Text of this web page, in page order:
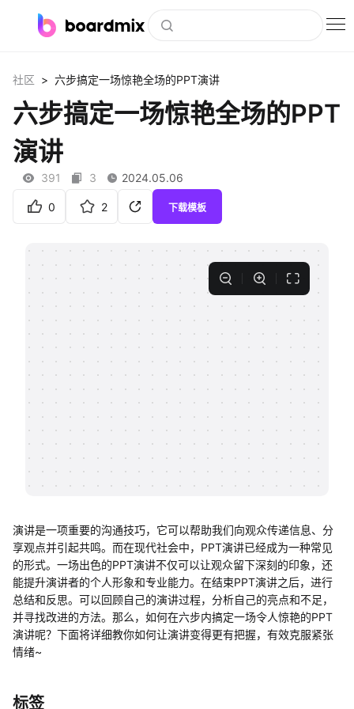
社区资源
会员
企业服务
知识分享社区
社区 > 六步搞定一场惊艳全场的PPT演讲
六步搞定一场惊艳全场的PPT
演讲
391 3 2024.05.06
0 2 下载模板
演讲是一项重要的沟通技巧，它可以帮助我们向观众传递信息、分
享观点并引起共鸣。而在现代社会中，PPT演讲已经成为一种常见
的形式。一场出色的PPT演讲不仅可以让观众留下深刻的印象，还
能提升演讲者的个人形象和专业能力。在结束PPT演讲之后，进行
总结和反思。可以回顾自己的演讲过程，分析自己的亮点和不足，
并寻找改进的方法。那么，如何在六步内搞定一场令人惊艳的PPT
演讲呢？下面将详细教你如何让演讲变得更有把握，有效克服紧张
情绪~
标签